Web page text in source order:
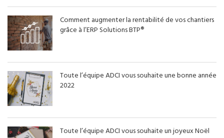
Comment augmenter la rentabilité de vos chantiers
grâce à l’ERP Solutions BTP®
Toute l’équipe ADCI vous souhaite une bonne année
2022
Toute l’équipe ADCI vous souhaite un joyeux Noël